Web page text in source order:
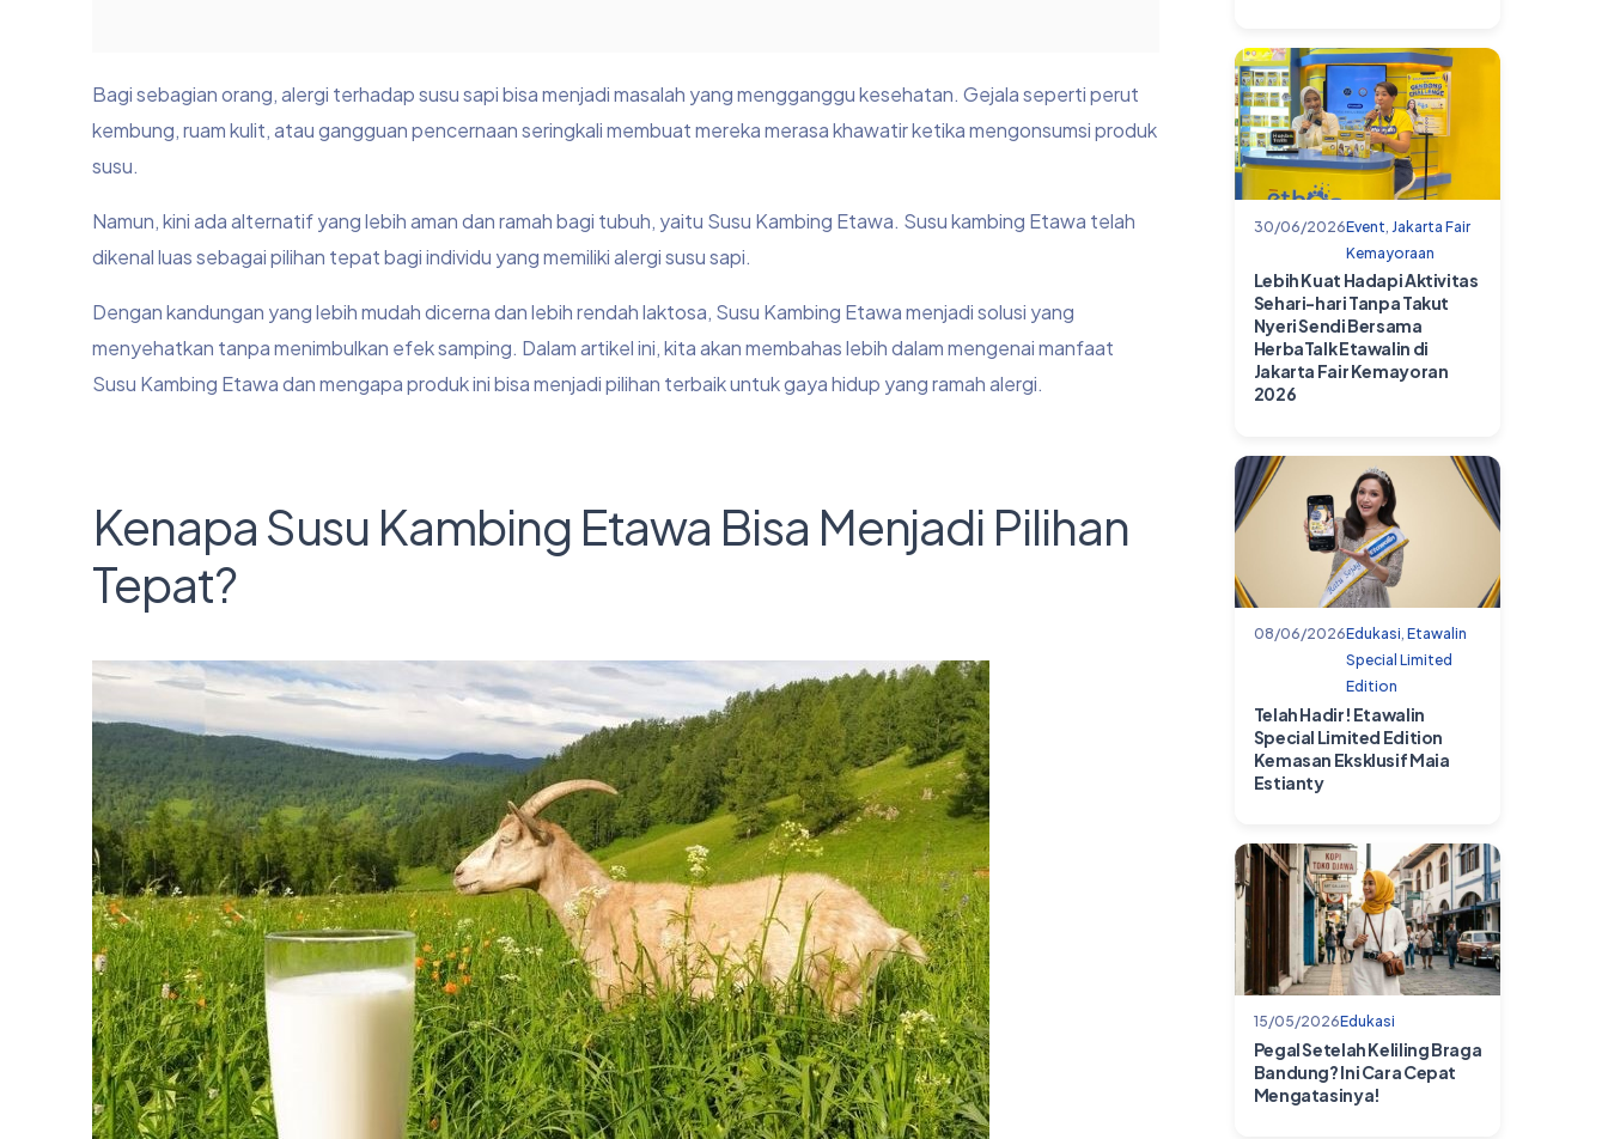
Bagi sebagian orang, alergi terhadap susu sapi bisa menjadi masalah yang mengganggu kesehatan. Gejala seperti perut
kembung, ruam kulit, atau gangguan pencernaan seringkali membuat mereka merasa khawatir ketika mengonsumsi produk
susu.
Namun, kini ada alternatif yang lebih aman dan ramah bagi tubuh, yaitu Susu Kambing Etawa. Susu kambing Etawa telah
dikenal luas sebagai pilihan tepat bagi individu yang memiliki alergi susu sapi.
Dengan kandungan yang lebih mudah dicerna dan lebih rendah laktosa, Susu Kambing Etawa menjadi solusi yang
menyehatkan tanpa menimbulkan efek samping. Dalam artikel ini, kita akan membahas lebih dalam mengenai manfaat
Susu Kambing Etawa dan mengapa produk ini bisa menjadi pilihan terbaik untuk gaya hidup yang ramah alergi.
Kenapa Susu Kambing Etawa Bisa Menjadi Pilihan
Tepat?
30/06/2026Event Jakarta Fair
Kemayoraan
Lebih Kuat Hadapi Aktivitas
Sehari-hari Tanpa Takut
Nyeri Sendi Bersama
HerbaTalk Etawalin di
Jakarta Fair Kemayoran
2026
08/06/2026Edukasi Etawalin
Special Limited
Edition
Telah Hadir! Etawalin
Special Limited Edition
Kemasan Eksklusif Maia
Estianty
15/05/2026Edukasi
Pegal Setelah Keliling Braga
Bandung? Ini Cara Cepat
Mengatasinya!